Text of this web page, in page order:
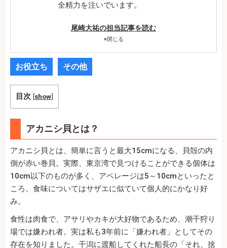
全精力を注いでいます。
尾崎大祐の担当記事を読む
×閉じる
お役立ち その他
目次 [show]
アカニシ貝とは？
アカニシ貝とは、簡単に言うと最大15cmになる、貝殻の内
側が赤い巻貝。実際、東京湾で見つけることができる個体は
10cm以下のものが多く、アベレージは5～10cmといったと
ころ。食味についてはサザエに似ていて個人的にかなり好
み。
食性は肉食で、アサリやカキが大好物であるため、潮干狩り
場では嫌われ者。実は私も3年前に「嫌われ者」としてその
存在を知りました。干潟に渡船してくれた船長の「それ、捨